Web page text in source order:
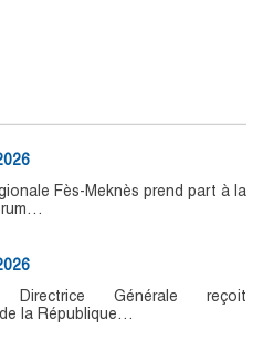
Fès-Meknès prend part à la
Générale reçoit
de la République…